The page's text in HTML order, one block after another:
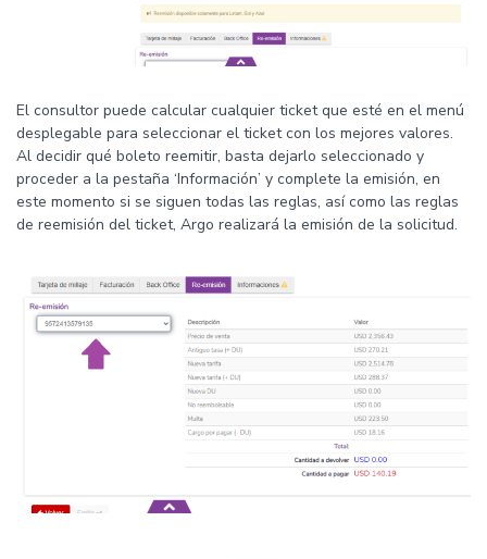
El consultor puede calcular cualquier ticket que esté en el menú
desplegable para seleccionar el ticket con los mejores valores.
Al decidir qué boleto reemitir, basta dejarlo seleccionado y
proceder a la pestaña ‘Información’ y complete la emisión, en
este momento si se siguen todas las reglas, así como las reglas
de reemisión del ticket, Argo realizará la emisión de la solicitud.